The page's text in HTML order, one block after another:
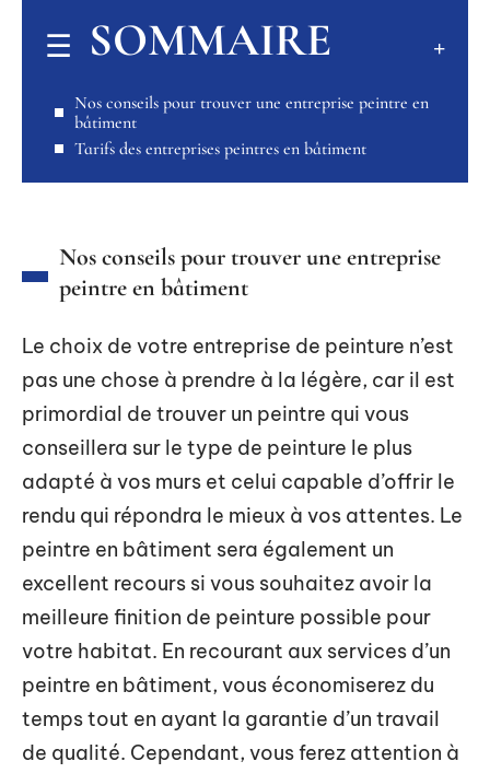
SOMMAIRE
Nos conseils pour trouver une entreprise peintre en
bâtiment
Tarifs des entreprises peintres en bâtiment
Nos conseils pour trouver une entreprise
peintre en bâtiment
Le choix de votre entreprise de peinture n’est
pas une chose à prendre à la légère, car il est
primordial de trouver un peintre qui vous
conseillera sur le type de peinture le plus
adapté à vos murs et celui capable d’offrir le
rendu qui répondra le mieux à vos attentes. Le
peintre en bâtiment sera également un
excellent recours si vous souhaitez avoir la
meilleure finition de peinture possible pour
votre habitat. En recourant aux services d’un
peintre en bâtiment, vous économiserez du
temps tout en ayant la garantie d’un travail
de qualité. Cependant, vous ferez attention à